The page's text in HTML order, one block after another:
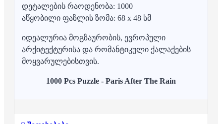
დეტალების რაოდენობა: 1000
აწყობილი ფაზლის ზომა: 68 x 48 სმ
იდეალურია მოგზაურობის, ევროპული
არქიტექტურისა და რომანტიკული ქალაქების
მოყვარულებისთვის.
1000 Pcs Puzzle - Paris After The Rain